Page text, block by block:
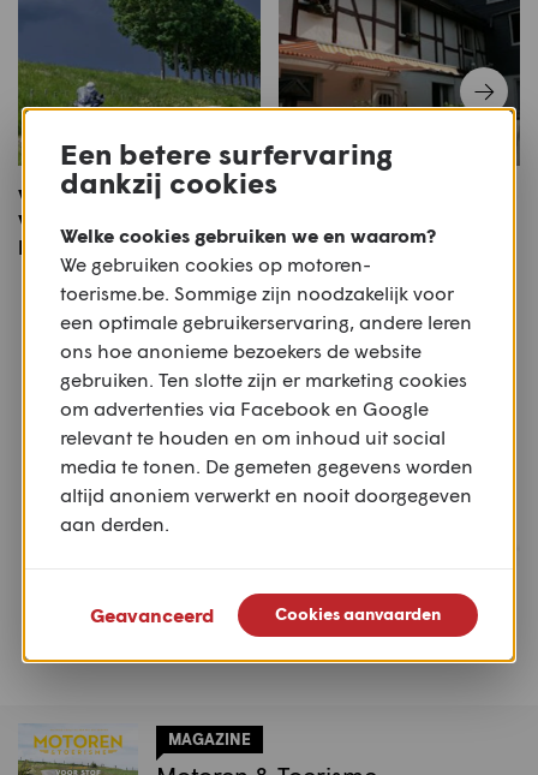
Via Scaldea Deel 1
Vlissingen - Doornik
M&T juli 2022
Meer motoren
Of bekijk alleRetro,€8.000 - €10.000
Suzuki
Royal Enfield
MAGAZINE
Een betere surfervaring
dankzij cookies
Welke cookies gebruiken we en waarom?
We gebruiken cookies op motoren-
toerisme.be. Sommige zijn noodzakelijk voor
een optimale gebruikerservaring, andere leren
ons hoe anonieme bezoekers de website
gebruiken. Ten slotte zijn er marketing cookies
om advertenties via Facebook en Google
relevant te houden en om inhoud uit social
media te tonen. De gemeten gegevens worden
altijd anoniem verwerkt en nooit doorgegeven
aan derden.
Geavanceerd Cookies aanvaarden